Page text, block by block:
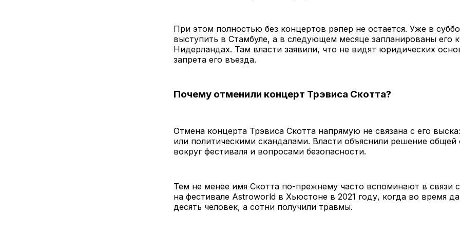
При этом полностью без концертов рэпер не остается. Уже в
выступить в Стамбуле, а в следующем месяце запланированы его
Нидерландах. Там власти заявили, что не видят юридических
запрета его въезда.
Почему отменили концерт Трэвиса Скотта?
Отмена концерта Трэвиса Скотта напрямую не связана с его
или политическими скандалами. Власти объяснили решение общей
вокруг фестиваля и вопросами безопасности.
Тем не менее имя Скотта по-прежнему часто вспоминают в связи
на фестивале Astroworld в Хьюстоне в 2021 году, когда во время
десять человек, а сотни получили травмы.